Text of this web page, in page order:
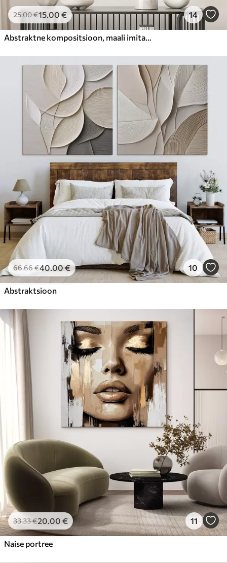
25.00€15.00 € 14
Abstraktne kompositsioon, maali imitatsioon
66.66€40.00€ 10
Abstraktsioon
33.33€20.00 € 11
Naise portree